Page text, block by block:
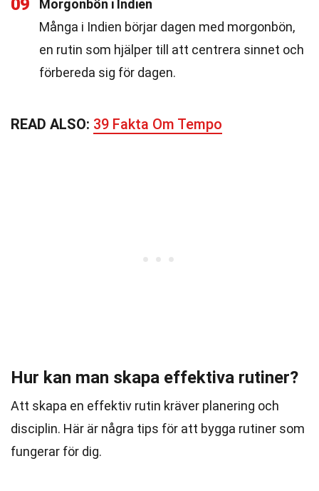
09
Morgonbön i Indien
Många i Indien börjar dagen med morgonbön,
en rutin som hjälper till att centrera sinnet och
förbereda sig för dagen.
READ ALSO: 39 Fakta Om Tempo
Hur kan man skapa effektiva rutiner?
Att skapa en effektiv rutin kräver planering och
disciplin. Här är några tips för att bygga rutiner som
fungerar för dig.